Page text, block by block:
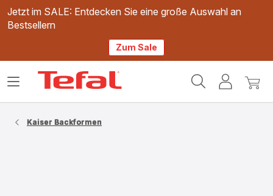
Jetzt im SALE: Entdecken Sie eine große Auswahl an
Bestsellern
Zum Sale
Mein
Mein
Das
Kaiser Backformen